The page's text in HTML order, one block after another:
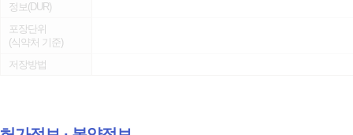
정보(DUR)
포장단위
(식약처 기준)
저장방법